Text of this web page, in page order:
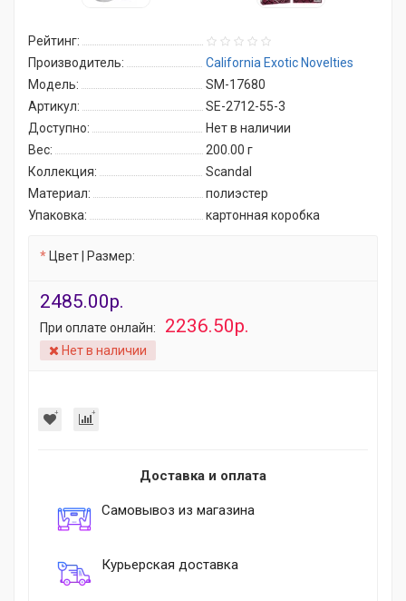
Рейтинг:
Производитель:
California Exotic Novelties
Модель:
SM-17680
Артикул:
SE-2712-55-3
Доступно:
Нет в наличии
Вес:
200.00 г
Коллекция:
Scandal
Материал:
полиэстер
Упаковка:
картонная коробка
Цвет | Размер:
2485.00р.
При оплате онлайн: 2236.50р.
Нет в наличии
Доставка и оплата
Самовывоз из магазина
Курьерская доставка